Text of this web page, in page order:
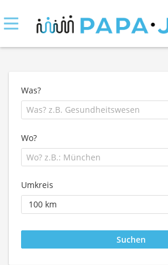
Was?
Wo?
Umkreis